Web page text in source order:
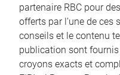
partenaire RBC pour
offerts par l’une de ces
conseils et le contenu
publication sont
croyons exacts et